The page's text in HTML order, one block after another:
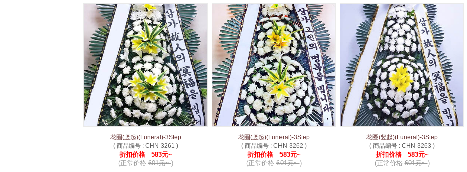
花圈(竖起)(Funeral)-3Step
( 商品编号 : CHN-3261 )
折扣价格 583元~
(正常价格601元~)
花圈(竖起)(Funeral)-3Step
( 商品编号 : CHN-3262 )
折扣价格 583元~
(正常价格601元~)
花圈(竖起)(Funeral)-3Step
( 商品编号 : CHN-3263 )
折扣价格 583元~
(正常价格601元~)